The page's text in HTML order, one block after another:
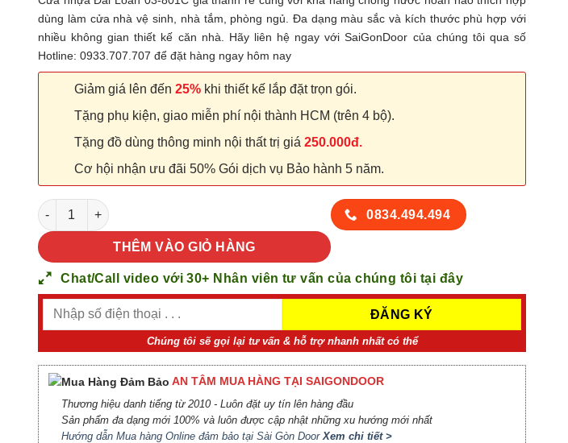
dùng làm cửa nhà vệ sinh, nhà tắm, phòng ngủ. Đa dạng màu sắc và kích thước phù hợp với
nhiều không gian thiết kế căn nhà. Hãy liên hệ ngay với SaiGonDoor của chúng tôi qua số
Hotline: 0933.707.707 để đặt hàng ngay hôm nay
Giảm giá lên đến 25% khi thiết kế lắp đặt trọn gói.
Tặng phụ kiện, giao miễn phí nội thành HCM (trên 4 bộ).
Tặng đồ dùng thông minh nội thất trị giá 250.000đ.
Cơ hội nhận ưu đãi 50% Gói dịch vụ Bảo hành 5 năm.
Cửa nhựa Đài Loan 03-801C số lượng
THÊM VÀO GIỎ HÀNG
0834.494.494
Chat/Call video với 30+ Nhân viên tư vấn của chúng tôi tại đây
Chúng tôi sẽ gọi lại tư vấn & hỗ trợ nhanh nhất có thể
AN TÂM MUA HÀNG TẠI SAIGONDOOR
Thương hiệu danh tiếng từ 2010 - Luôn đặt uy tín lên hàng đầu
Sản phẩm đa dạng mới 100% và luôn được cập nhật những xu hướng mới nhất
Hướng dẫn Mua hàng Online đảm bảo tại Sài Gòn DoorXem chi tiết >